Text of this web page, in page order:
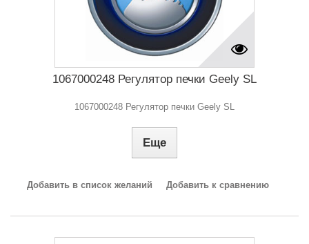
1067000248 Регулятор печки Geely SL
1067000248 Регулятор печки Geely SL
Еще
Добавить в список желаний Добавить к сравнению